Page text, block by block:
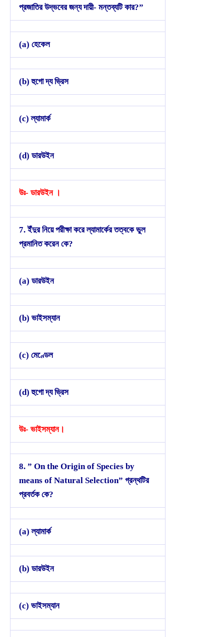
প্রজাতির উদ্ভবের জন্য দায়ী- মন্তব্যটি কার?”
(a) হেকেল
(b) হুগো দ্য ভ্রিস
(c) ল্যামার্ক
(d) ডারউইন
উঃ- ডারউইন ।
7. ইঁদুর নিয়ে পরীক্ষা করে ল্যামার্কের তত্বকে ভুল
প্রমানিত করেন কে?
(a) ডারউইন
(b) ভাইসম্যান
(c) মেণ্ডেল
(d) হুগো দ্য ভ্রিস
উঃ- ভাইসম্যান।
8. ” On the Origin of Species by
means of Natural Selection” গ্রন্থটির
প্রবর্তক কে?
(a) ল্যামার্ক
(b) ডারউইন
(c) ভাইসম্যান